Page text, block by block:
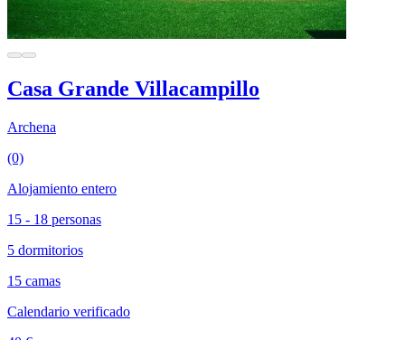
Casa Grande Villacampillo
Archena
(0)
Alojamiento entero
15 - 18 personas
5 dormitorios
15 camas
Calendario verificado